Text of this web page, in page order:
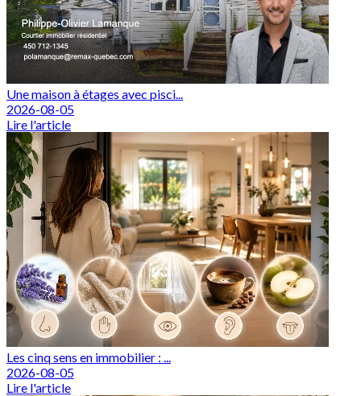
Une maison à étages avec pisci...
2026-08-05
Lire l'article
Les cinq sens en immobilier : ...
2026-08-05
Lire l'article